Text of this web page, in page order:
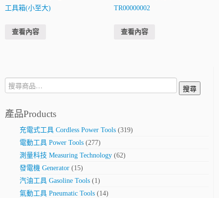
工具箱(小至大)
查看內容
TR00000002
查看內容
搜
尋:
搜尋
產品Products
充電式工具 Cordless Power Tools (319)
電動工具 Power Tools (277)
測量科技 Measuring Technology (62)
發電機 Generator (15)
汽油工具 Gasoline Tools (1)
氣動工具 Pneumatic Tools (14)